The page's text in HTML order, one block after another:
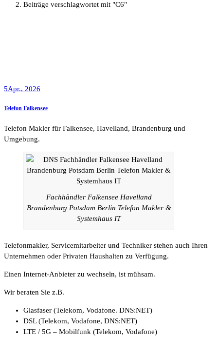
Beiträge verschlagwortet mit "C6"
5Apr., 2026
Telefon Falkensee
Telefon Makler für Falkensee, Havelland, Brandenburg und
Umgebung.
Fachhändler Falkensee Havelland
Brandenburg Potsdam Berlin Telefon Makler &
Systemhaus IT
Telefonmakler, Servicemitarbeiter und Techniker stehen auch Ihren
Unternehmen oder Privaten Haushalten zu Verfügung.
Einen Internet-Anbieter zu wechseln, ist mühsam.
Wir beraten Sie z.B.
Glasfaser (Telekom, Vodafone. DNS:NET)
DSL (Telekom, Vodafone, DNS:NET)
LTE / 5G – Mobilfunk (Telekom, Vodafone)